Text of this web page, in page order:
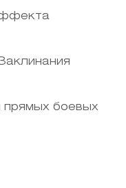
прямых боевых